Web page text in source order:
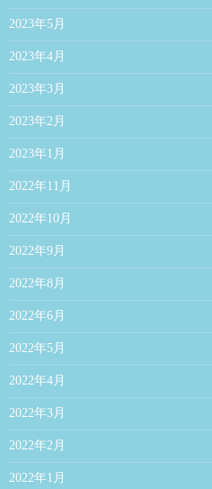
2023年5月
2023年4月
2023年3月
2023年2月
2023年1月
2022年11月
2022年10月
2022年9月
2022年8月
2022年6月
2022年5月
2022年4月
2022年3月
2022年2月
2022年1月